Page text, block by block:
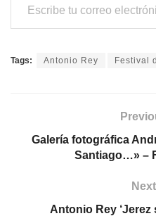
Tags: Antonio Rey Festival
Galería fotográfica
Santiago…» –
Antonio Rey ‘Jerez